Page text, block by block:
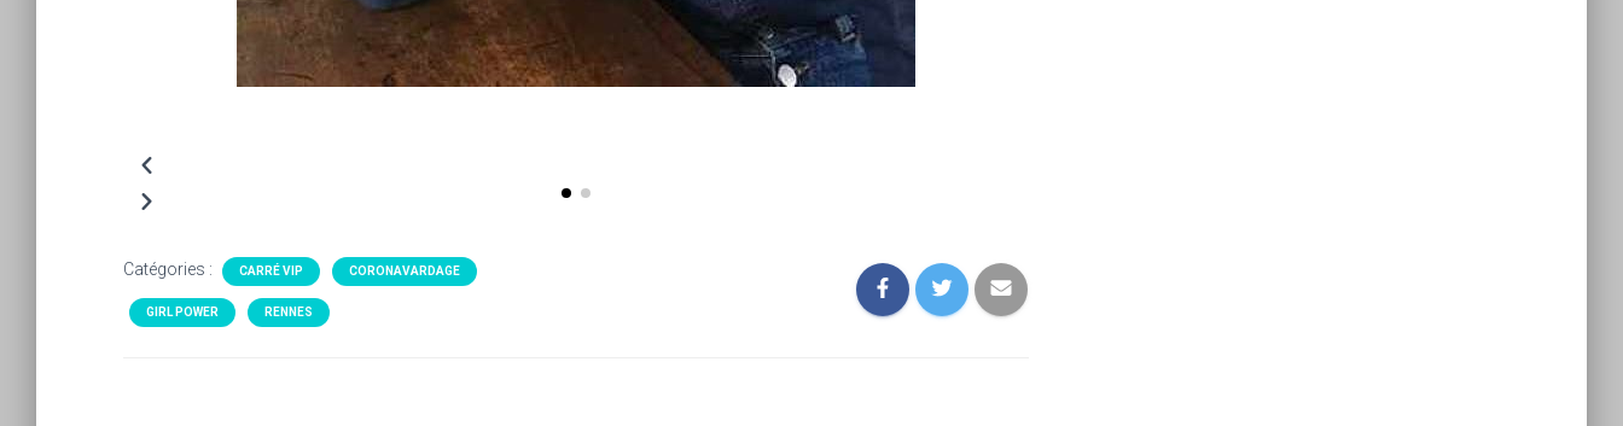
Catégories : CARRÉ VIP CORONAVARDAGE
GIRL POWER RENNES